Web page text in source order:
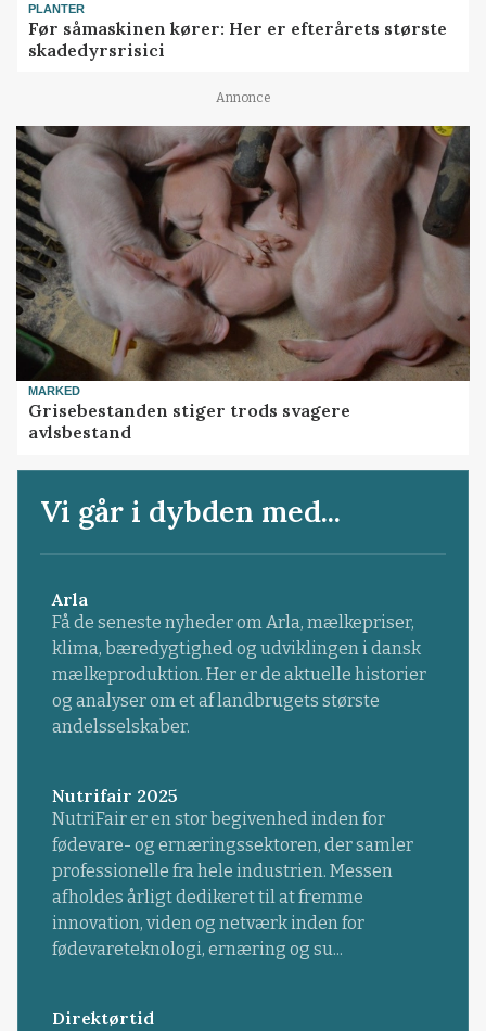
PLANTER
Før såmaskinen kører: Her er efterårets største
skadedyrsrisici
Annonce
MARKED
Grisebestanden stiger trods svagere
avlsbestand
Vi går i dybden med...
Arla
Få de seneste nyheder om Arla, mælkepriser,
klima, bæredygtighed og udviklingen i dansk
mælkeproduktion. Her er de aktuelle historier
og analyser om et af landbrugets største
andelsselskaber.
Nutrifair 2025
NutriFair er en stor begivenhed inden for
fødevare- og ernæringssektoren, der samler
professionelle fra hele industrien. Messen
afholdes årligt dedikeret til at fremme
innovation, viden og netværk inden for
fødevareteknologi, ernæring og su...
Direktørtid